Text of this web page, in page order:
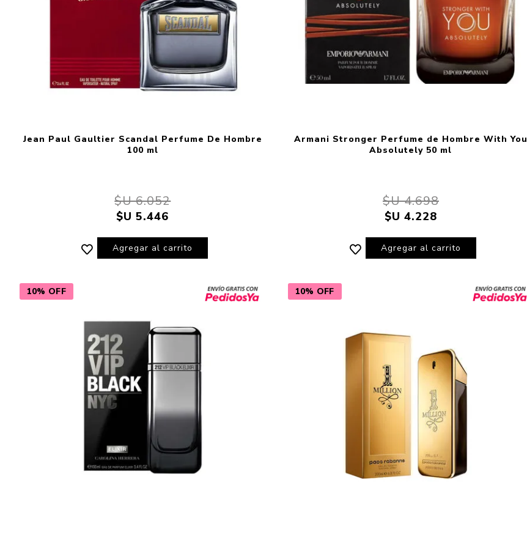
Jean Paul Gaultier Scandal Perfume De Hombre
100 ml
$U 6.052
$U 5.446
Agregar al carrito
Armani Stronger Perfume de Hombre With You
Absolutely 50 ml
$U 4.698
$U 4.228
Agregar al carrito
10% OFF 10% OFF